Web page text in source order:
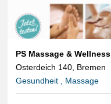
PS Massage & Wellness
Osterdeich 140, Bremen
Gesundheit , Massage